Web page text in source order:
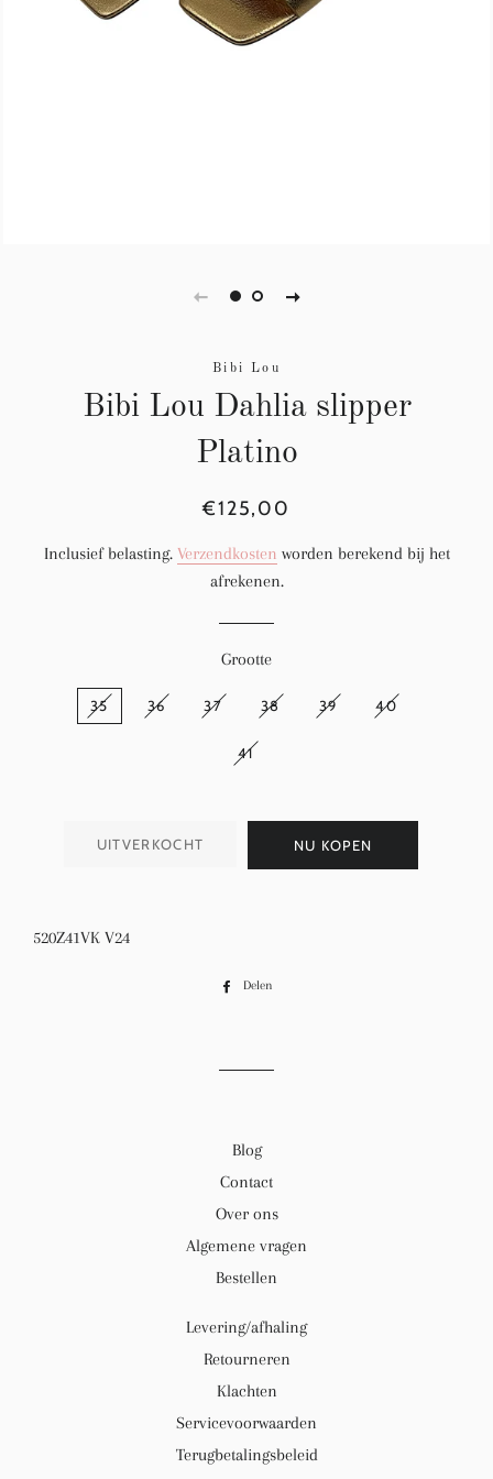
Bibi Lou
Bibi Lou Dahlia slipper
Platino
Normale
Aanbiedingsprijs
€125,00
Inclusief belasting. Verzendkosten worden berekend bij het
afrekenen.
Grootte
35 36 37 38 39 40
41
UITVERKOCHT NU KOPEN
520Z41VK V24
Delen
Blog
Contact
Over ons
Algemene vragen
Bestellen
Levering/afhaling
Retourneren
Klachten
Servicevoorwaarden
Terugbetalingsbeleid